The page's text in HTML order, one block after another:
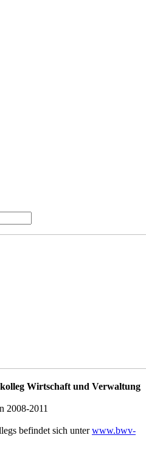
Wirtschaft und Verwaltung
2008-2011
befindet sich unterwww.bwv-